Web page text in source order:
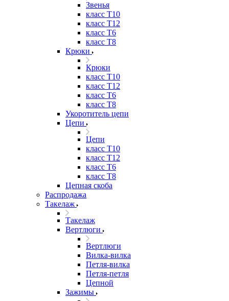
Звенья
класс Т10
класс Т12
класс Т6
класс Т8
Крюки
Крюки
класс Т10
класс Т12
класс Т6
класс Т8
Укоротитель цепи
Цепи
Цепи
класс Т10
класс Т12
класс Т6
класс Т8
Цепная скоба
Распродажа
Такелаж
Такелаж
Вертлюги
Вертлюги
Вилка-вилка
Петля-вилка
Петля-петля
Цепной
Зажимы